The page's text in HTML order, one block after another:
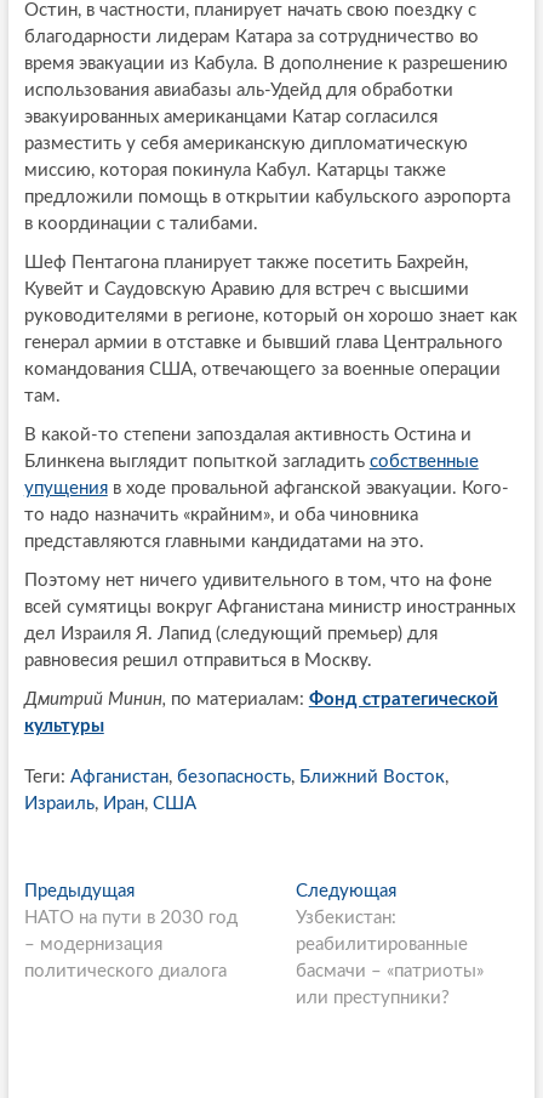
Остин, в частности, планирует начать свою поездку с
благодарности лидерам Катара за сотрудничество во
время эвакуации из Кабула. В дополнение к разрешению
использования авиабазы аль-Удейд для обработки
эвакуированных американцами Катар согласился
разместить у себя американскую дипломатическую
миссию, которая покинула Кабул. Катарцы также
предложили помощь в открытии кабульского аэропорта
в координации с талибами.
Шеф Пентагона планирует также посетить Бахрейн,
Кувейт и Саудовскую Аравию для встреч с высшими
руководителями в регионе, который он хорошо знает как
генерал армии в отставке и бывший глава Центрального
командования США, отвечающего за военные операции
там.
В какой-то степени запоздалая активность Остина и
Блинкена выглядит попыткой загладить собственные
упущенияв ходе провальной афганской эвакуации. Кого-
то надо назначить «крайним», и оба чиновника
представляются главными кандидатами на это.
Поэтому нет ничего удивительного в том, что на фоне
всей сумятицы вокруг Афганистана министр иностранных
дел Израиля Я. Лапид (следующий премьер) для
равновесия решил отправиться в Москву.
Дмитрий Минин, по материалам: Фонд стратегической
культуры
Теги: Афганистан, безопасность, Ближний Восток,
Израиль, Иран, США
P
o
s
ПредыдущаяП
р
е
д
НАТО на пути в 2030 год
– модернизация
политического диалога
Следующая
е
д
у
Узбекистан:
реабилитированные
басмачи – «патриоты»
или преступники?